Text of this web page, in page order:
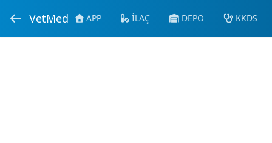
VetMed APP İLAÇ DEPO KKDS